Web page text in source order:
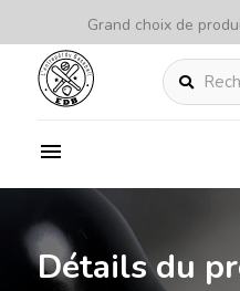
Grand choix de
Rechercher
Détails du